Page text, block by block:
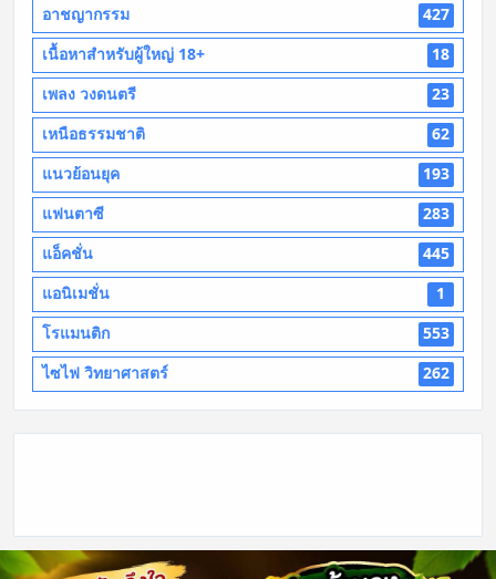
อาชญากรรม
427
เนื้อหาสำหรับผู้ใหญ่ 18+
18
เพลง วงดนตรี
23
เหนือธรรมชาติ
62
แนวย้อนยุค
193
แฟนตาซี
283
แอ็คชั่น
445
แอนิเมชั่น
1
โรแมนติก
553
ไซไฟ วิทยาศาสตร์
262